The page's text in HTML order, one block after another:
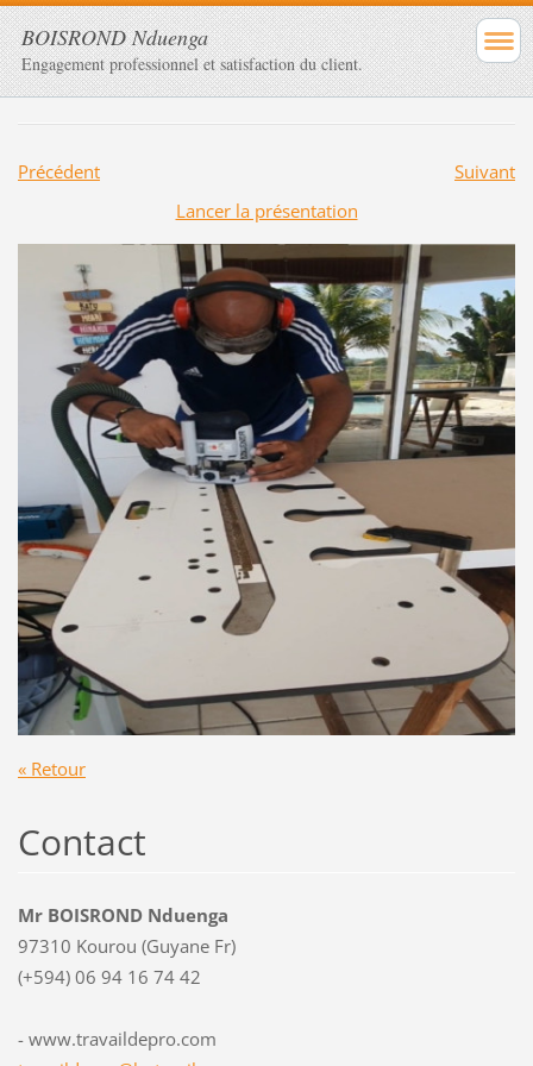
BOISROND Nduenga
Engagement professionnel et satisfaction du client.
Précédent
Suivant
Lancer la présentation
« Retour
Contact
Mr BOISROND Nduenga
97310 Kourou (Guyane Fr)
(+594) 06 94 16 74 42
- www.travaildepro.com